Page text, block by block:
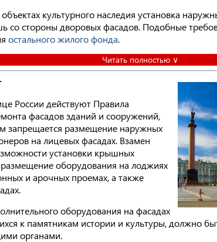
культурного наследия установка
со стороны дворовых фасадов. Подобные
остального жилого фонда.
Читать полностью ∨
России действуют Правила
фасадов зданий и сооружений,
запрещается размещение наружных
на лицевых фасадах. Взамен
установки крышных
оборудования на лоджиях
и арочных проемах, а также
оборудования на фасадах
к памятникам истории и культуры, должно
органами.